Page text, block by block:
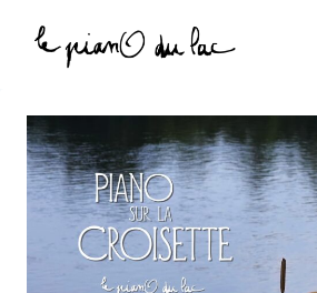
contenu